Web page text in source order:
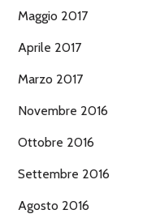
Maggio 2017
Aprile 2017
Marzo 2017
Novembre 2016
Ottobre 2016
Settembre 2016
Agosto 2016